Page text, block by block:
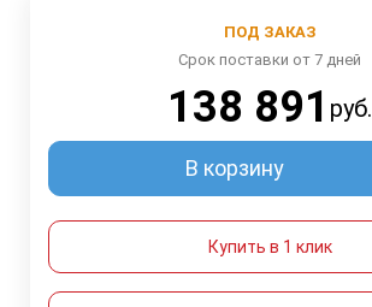
ПОД ЗАКАЗ
Срок поставки от 7 дней
138 891 руб.
В корзину
Купить в 1 клик